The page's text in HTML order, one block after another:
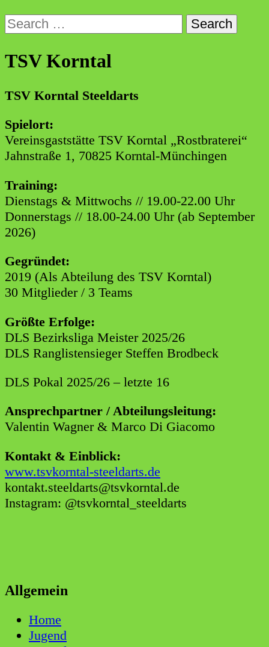
Search
for:
TSV Korntal
TSV Korntal Steeldarts
Spielort:
Vereinsgaststätte TSV Korntal „Rostbraterei“
Jahnstraße 1, 70825 Korntal-Münchingen
Training:
Dienstags & Mittwochs // 19.00-22.00 Uhr
Donnerstags // 18.00-24.00 Uhr (ab September
2026)
Gegründet:
2019 (Als Abteilung des TSV Korntal)
30 Mitglieder / 3 Teams
Größte Erfolge:
DLS Bezirksliga Meister 2025/26
DLS Ranglistensieger Steffen Brodbeck
DLS Pokal 2025/26 – letzte 16
Ansprechpartner / Abteilungsleitung:
Valentin Wagner & Marco Di Giacomo
Kontakt & Einblick:
www.tsvkorntal-steeldarts.de
kontakt.steeldarts@tsvkorntal.de
Instagram: @tsvkorntal_steeldarts
Allgemein
Home
Jugend